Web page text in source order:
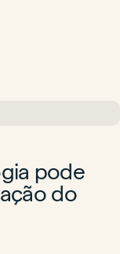
pode
do